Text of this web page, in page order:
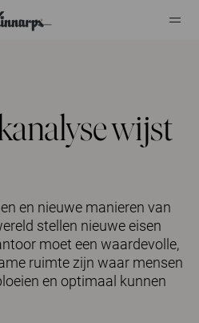
wijst
en nieuwe manieren van
stellen nieuwe eisen
moet een waardevolle,
ruimte zijn waar mensen
en optimaal kunnen